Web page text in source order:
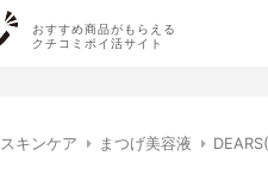
おすすめ商品がもらえる
クチコミポイ活サイト
スキンケア まつげ美容液